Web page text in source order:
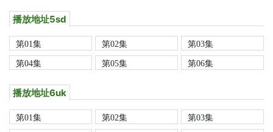
播放地址5sd
第01集 第02集
第03集
第04集
第05集 第06集
播放地址6uk
第01集 第02集 第03集